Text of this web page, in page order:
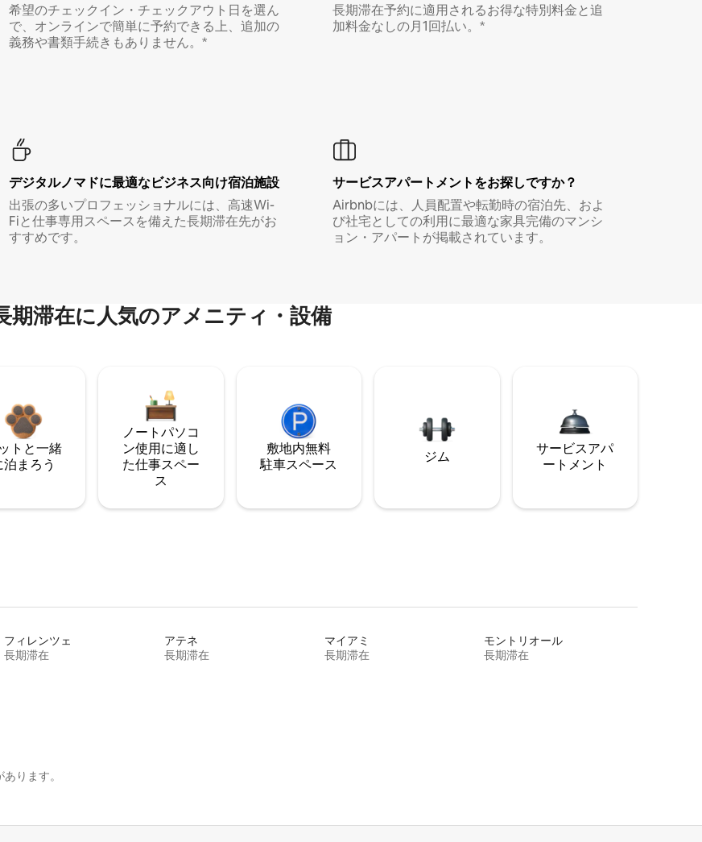
希望のチェックイン・チェックアウト日を選ん
で、オンラインで簡単に予約できる上、追加の
義務や書類手続きもありません。*
長期滞在予約に適用されるお得な特別料金と追
加料金なしの月1回払い。*
デジタルノマド⁠に最⁠適⁠なビ⁠ジ⁠ネ⁠ス⁠向⁠け宿⁠泊⁠施⁠設
出張の多いプロフェッショナルには、高速Wi-
Fiと仕事専用スペースを備えた長期滞在先がお
すすめです。
サービスアパートメントをお探しですか？
Airbnbには、人員配置や転勤時の宿泊先、およ
び社宅としての利用に最適な家具完備のマンシ
ョン・アパートが掲載されています。
期滞在に人気のアメニティ・設備
トと一緒
泊まろう
ノートパソコ
ン使用に適し
た仕事スペー
ス
敷地内無料
駐⁠車ス⁠ペ⁠ー⁠ス
ジム
サービスアパ
ートメント
フィレンツェ
長期滞在
アテネ
長期滞在
マイアミ
長期滞在
モントリオール
長期滞在
ります。